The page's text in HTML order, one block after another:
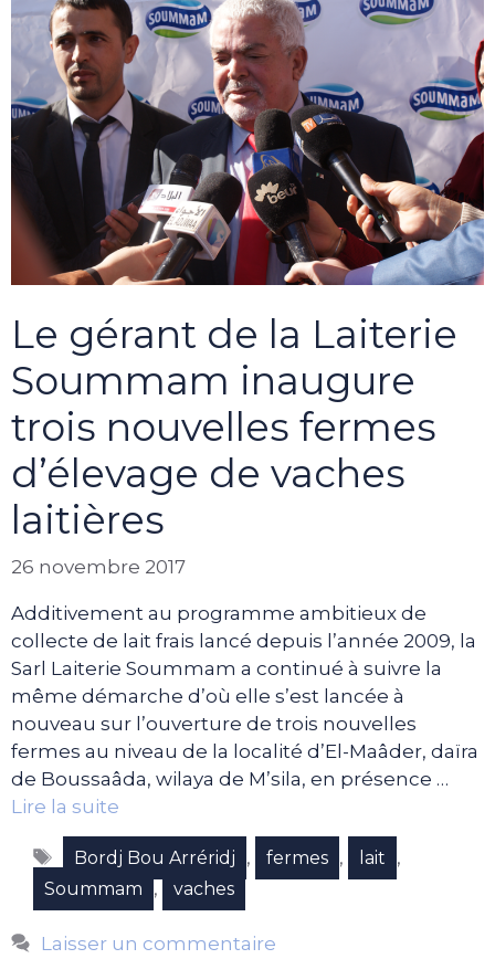
Le gérant de la Laiterie
Soummam inaugure
trois nouvelles fermes
d’élevage de vaches
laitières
26 novembre 2017
Additivement au programme ambitieux de
collecte de lait frais lancé depuis l’année 2009, la
Sarl Laiterie Soummam a continué à suivre la
même démarche d’où elle s’est lancée à
nouveau sur l’ouverture de trois nouvelles
fermes au niveau de la localité d’El-Maâder, daïra
de Boussaâda, wilaya de M’sila, en présence …
Lire la suite
Étiquettes
Bordj Bou Arréridj , fermes , lait ,
Soummam , vaches
Laisser un commentaire